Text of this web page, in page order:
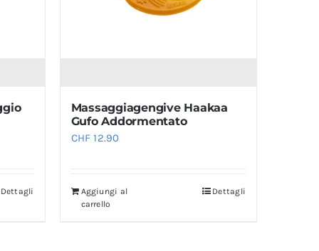
Dettagli
Massaggiagengive Haakaa
Gufo Addormentato
CHF 12.90
Aggiungi al
carrello
Dettagli